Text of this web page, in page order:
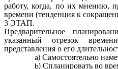
работу, когда, по их мнению,
времени (тенденция к
3 ЭТАП.
Предварительное
указанный отрезок
представления о его
Самостоятельно
Спланировать во